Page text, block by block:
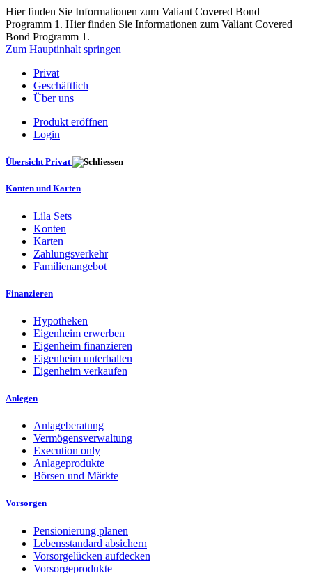
Hier finden Sie Informationen zum Valiant Covered Bond
Programm 1. Hier finden Sie Informationen zum Valiant Covered
Bond Programm 1.
Zum Hauptinhalt springen
Privat
Geschäftlich
Über uns
Produkt eröffnen
Login
Übersicht Privat
Konten und Karten
Lila Sets
Konten
Karten
Zahlungsverkehr
Familienangebot
Finanzieren
Hypotheken
Eigenheim erwerben
Eigenheim finanzieren
Eigenheim unterhalten
Eigenheim verkaufen
Anlegen
Anlageberatung
Vermögensverwaltung
Execution only
Anlageprodukte
Börsen und Märkte
Vorsorgen
Pensionierung planen
Lebensstandard absichern
Vorsorgelücken aufdecken
Vorsorgeprodukte